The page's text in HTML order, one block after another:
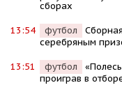
сборах
13:54 футбол
серебряным
13:51 футбол
проиграв в